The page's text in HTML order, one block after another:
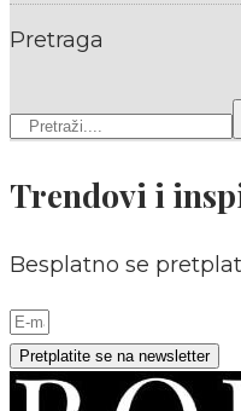
Pretraga
Trendovi i
Besplatno se
Pretplatite se na newsletter